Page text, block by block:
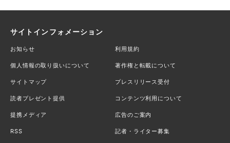
サイトインフォメーション
お知らせ 利用規約
個人情報の取り扱いについて 著作権と転載について
サイトマップ プレスリリース受付
読者プレゼント提供 コンテンツ利用について
提携メディア 広告のご案内
RSS 記者・ライター募集